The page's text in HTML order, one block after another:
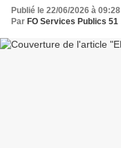
Publié le 22/06/2026 à 09:28
Par FO Services Publics 51